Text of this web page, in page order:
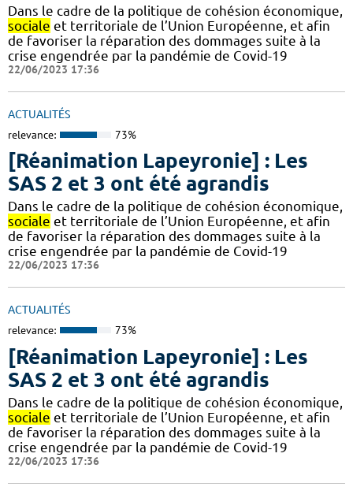
Dans le cadre de la politique de cohésion économique,
sociale et territoriale de l’Union Européenne, et afin
de favoriser la réparation des dommages suite à la
crise engendrée par la pandémie de Covid-19
22/06/2023 17:36
ACTUALITÉS
relevance: 73%
[Réanimation Lapeyronie] : Les
SAS 2 et 3 ont été agrandis
Dans le cadre de la politique de cohésion économique,
sociale et territoriale de l’Union Européenne, et afin
de favoriser la réparation des dommages suite à la
crise engendrée par la pandémie de Covid-19
22/06/2023 17:36
ACTUALITÉS
relevance: 73%
[Réanimation Lapeyronie] : Les
SAS 2 et 3 ont été agrandis
Dans le cadre de la politique de cohésion économique,
sociale et territoriale de l’Union Européenne, et afin
de favoriser la réparation des dommages suite à la
crise engendrée par la pandémie de Covid-19
22/06/2023 17:36